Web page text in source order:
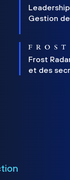
Gestion
Frost
et des